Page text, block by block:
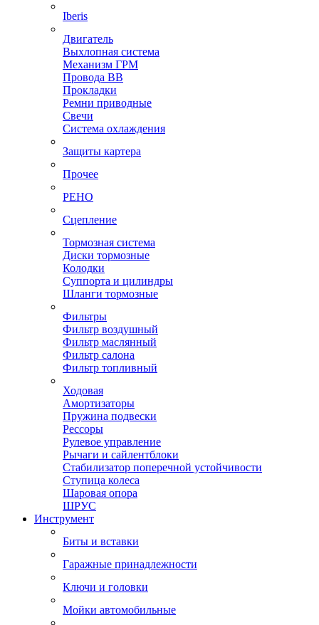
Iberis
Двигатель
Выхлопная система
Механизм ГРМ
Провода ВВ
Прокладки
Ремни приводные
Свечи
Система охлаждения
Защиты картера
Прочее
РЕНО
Сцепление
Тормозная система
Диски тормозные
Колодки
Суппорта и цилиндры
Шланги тормозные
Фильтры
Фильтр воздушный
Фильтр маслянный
Фильтр салона
Фильтр топливный
Ходовая
Амортизаторы
Пружина подвески
Рессоры
Рулевое управление
Рычаги и сайлентблоки
Стабилизатор поперечной устойчивости
Ступица колеса
Шаровая опора
ШРУС
Инструмент
Биты и вставки
Гаражные принадлежности
Ключи и головки
Мойки автомобильные